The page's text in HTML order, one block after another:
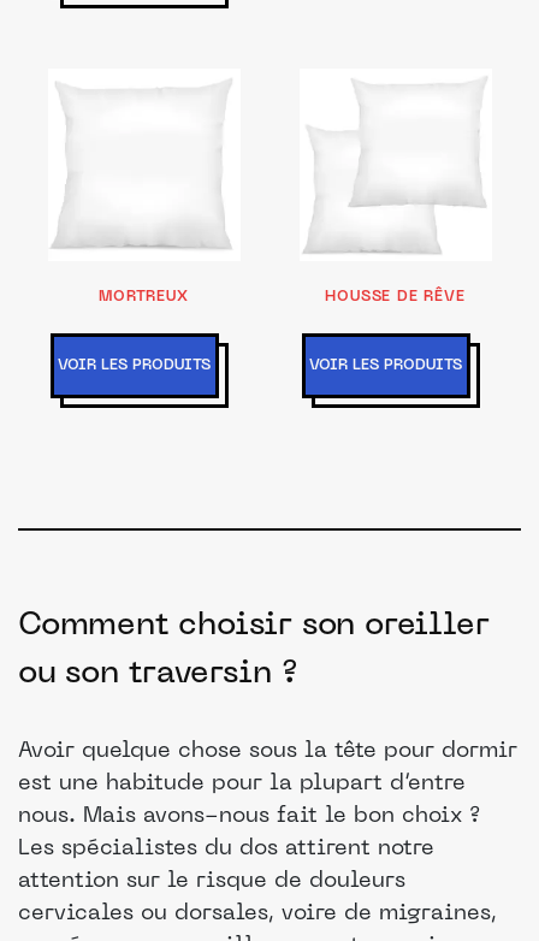
MORTREUX
VOIR LES PRODUITS
HOUSSE DE RÊVE
VOIR LES PRODUITS
Comment choisir son oreiller
ou son traversin ?
Avoir quelque chose sous la tête pour dormir
est une habitude pour la plupart d’entre
nous. Mais avons-nous fait le bon choix ?
Les spécialistes du dos attirent notre
attention sur le risque de douleurs
cervicales ou dorsales, voire de migraines,